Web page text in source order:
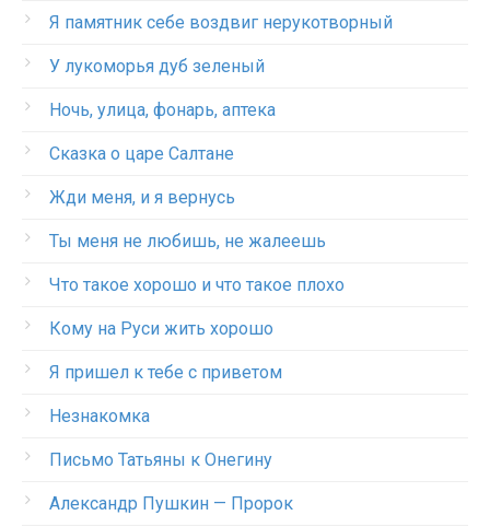
Я памятник себе воздвиг нерукотворный
У лукоморья дуб зеленый
Ночь, улица, фонарь, аптека
Сказка о царе Салтане
Жди меня, и я вернусь
Ты меня не любишь, не жалеешь
Что такое хорошо и что такое плохо
Кому на Руси жить хорошо
Я пришел к тебе с приветом
Незнакомка
Письмо Татьяны к Онегину
Александр Пушкин — Пророк